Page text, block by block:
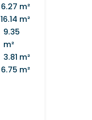
6.27 m²
16.14 m²
9.35
m²
3.81 m²
6.75 m²